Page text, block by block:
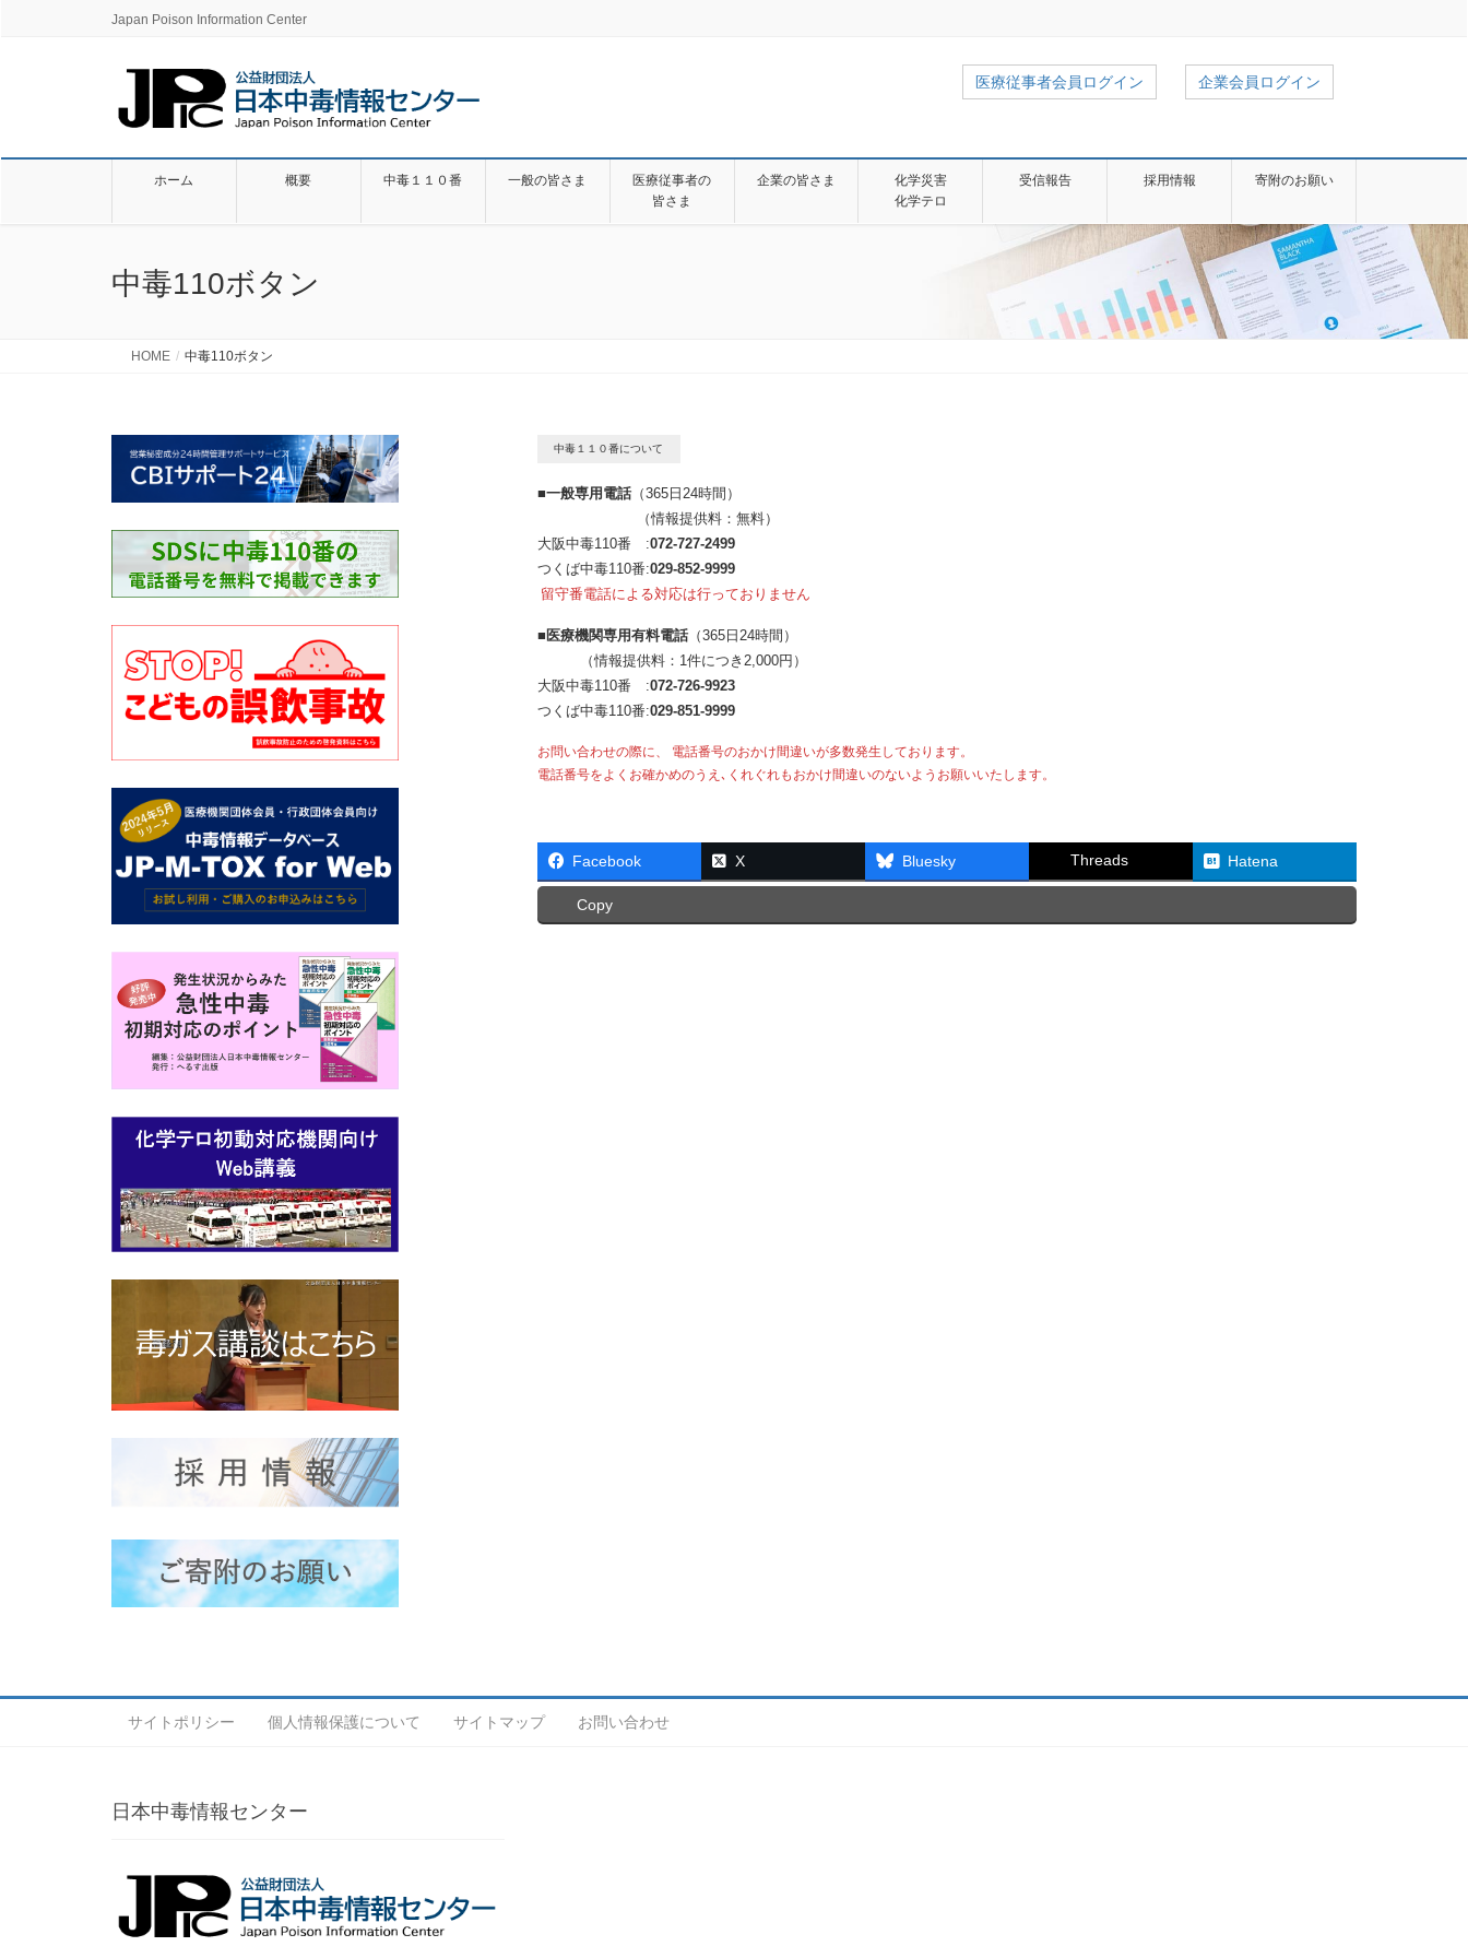
Japan Poison Information Center
医療従事者会員ログイン 企業会員ログイン
ホーム 概要 中毒１１０番 一般の皆さま
医療従事者の
皆さま
企業の皆さま
化学災害
化学テロ
受信報告 採用情報 寄附のお願い
中毒110ボタン
HOME 中毒110ボタン
中毒１１０番について
■一般専用電話 （365日24時間）
（情報提供料：無料）
大阪中毒110番 :072-727-2499
つくば中毒110番:029-852-9999
留守番電話による対応は行っておりません
■医療機関専用有料電話 （365日24時間）
（情報提供料：1件につき2,000円）
大阪中毒110番 :072-726-9923
つくば中毒110番:029-851-9999
お問い合わせの際に、 電話番号のおかけ間違いが多数発生しております。
電話番号をよくお確かめのうえ､くれぐれもおかけ間違いのないようお願いいたします。
Facebook X Bluesky Threads Hatena
Copy
サイトポリシー 個人情報保護について サイトマップ お問い合わせ
日本中毒情報センター